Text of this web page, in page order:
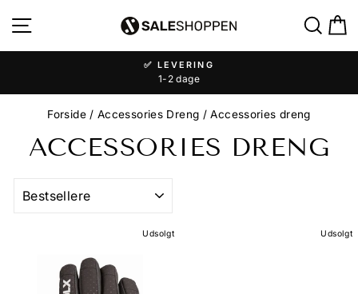
✅ LEVERING
1-2 dage
Forside / Accessories Dreng / Accessories dreng
ACCESSORIES DRENG
Udsolgt Udsolgt